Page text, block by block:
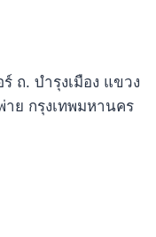
ถ. บำรุงเมือง แขวง
ย กรุงเทพมหานคร